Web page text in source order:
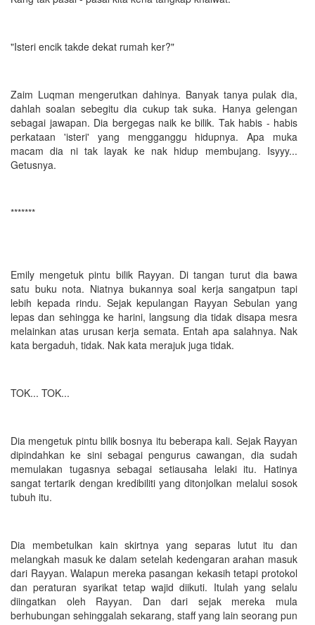
"Isteri encik takde dekat rumah ker?"
Zaim Luqman mengerutkan dahinya. Banyak tanya pulak dia,
dahlah soalan sebegitu dia cukup tak suka. Hanya gelengan
sebagai jawapan. Dia bergegas naik ke bilik. Tak habis - habis
perkataan 'isteri' yang mengganggu hidupnya. Apa muka
macam dia ni tak layak ke nak hidup membujang. Isyyy...
Getusnya.
*******
Emily mengetuk pintu bilik Rayyan. Di tangan turut dia bawa
satu buku nota. Niatnya bukannya soal kerja sangatpun tapi
lebih kepada rindu. Sejak kepulangan Rayyan Sebulan yang
lepas dan sehingga ke harini, langsung dia tidak disapa mesra
melainkan atas urusan kerja semata. Entah apa salahnya. Nak
kata bergaduh, tidak. Nak kata merajuk juga tidak.
TOK... TOK...
Dia mengetuk pintu bilik bosnya itu beberapa kali. Sejak Rayyan
dipindahkan ke sini sebagai pengurus cawangan, dia sudah
memulakan tugasnya sebagai setiausaha lelaki itu. Hatinya
sangat tertarik dengan kredibiliti yang ditonjolkan melalui sosok
tubuh itu.
Dia membetulkan kain skirtnya yang separas lutut itu dan
melangkah masuk ke dalam setelah kedengaran arahan masuk
dari Rayyan. Walapun mereka pasangan kekasih tetapi protokol
dan peraturan syarikat tetap wajid diikuti. Itulah yang selalu
diingatkan oleh Rayyan. Dan dari sejak mereka mula
berhubungan sehinggalah sekarang, staff yang lain seorang pun